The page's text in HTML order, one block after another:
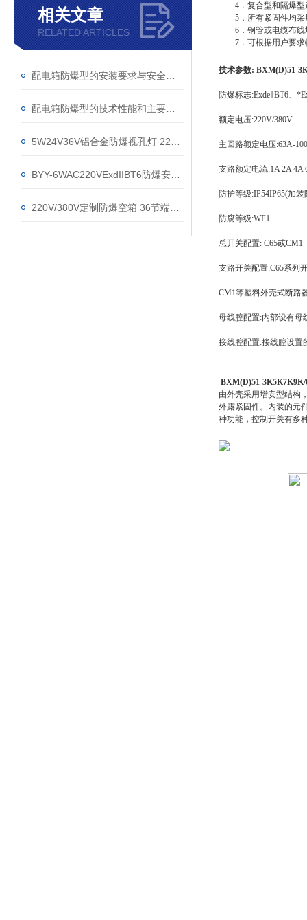
相关文章
RELATED ARTICLES
4．复合型和隔爆型
5．所有紧固件均采
6．钢管或电缆布线
7．可根据用户要求
技术参数: BXM(D)51-
防爆标志:ExdeⅡBT6、
额定电压:220V/380V
主回路额定电压:63A-
支路额定电流:1A 2A 4A
防护等级:IP54IP65(加装
防腐等级:WF1
总开关配置: C65或CM1
支路开关配置:C65系列
CM1等塑料外壳式断路
母线腔配置:内部设有母
接线腔配置:接线腔设置
BXM(D)51-
由外壳采用增安型结构
外露紧固件。内装的元
种功能，控制开关有多